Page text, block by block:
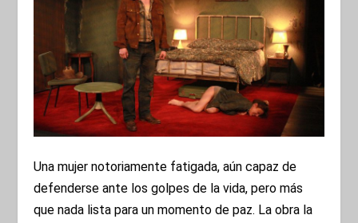
Una mujer notoriamente fatigada, aún capaz de
defenderse ante los golpes de la vida, pero más
que nada lista para un momento de paz. La obra la